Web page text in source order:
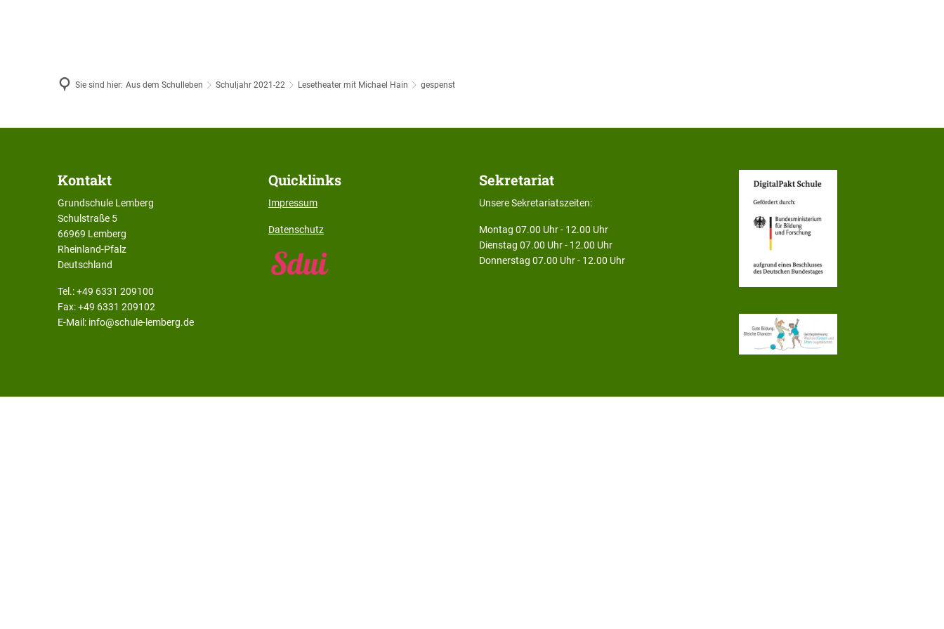
Sie sind hier: Aus dem Schulleben Schuljahr 2021-22 Lesetheater mit Michael Hain gespenst
Kontakt
Grundschule Lemberg
Schulstraße 5
66969 Lemberg
Rheinland-Pfalz
Deutschland
Tel.: +49 6331 209100
Fax: +49 6331 209102
E-Mail: info@schule-lemberg.de
Quicklinks
Impressum
Datenschutz
Sekretariat
Unsere Sekretariatszeiten:
Montag 07.00 Uhr - 12.00 Uhr
Dienstag 07.00 Uhr - 12.00 Uhr
Donnerstag 07.00 Uhr - 12.00 Uhr